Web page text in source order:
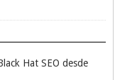
Hat SEO desde